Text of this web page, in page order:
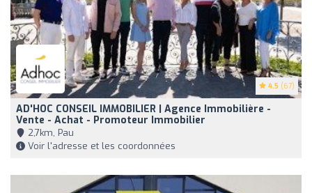
4.5 (67)
AD'HOC CONSEIL IMMOBILIER | Agence Immobilière -
Vente - Achat - Promoteur Immobilier
2,7km, Pau
Voir l'adresse et les coordonnées